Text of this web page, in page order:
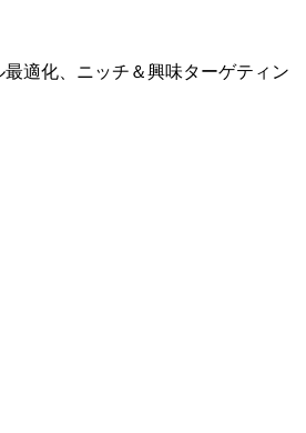
適化、ニッチ＆興味ターゲティン